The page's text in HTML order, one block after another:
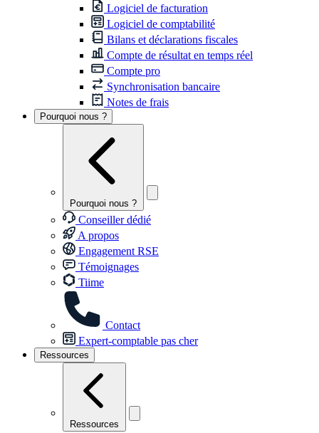
Logiciel de facturation
Logiciel de comptabilité
Bilans et déclarations fiscales
Compte de résultat en temps réel
Compte pro
Synchronisation bancaire
Notes de frais
Pourquoi nous ?
Pourquoi nous ?
Conseiller dédié
A propos
Engagement RSE
Témoignages
Tiime
Contact
Expert-comptable pas cher
Ressources
Ressources